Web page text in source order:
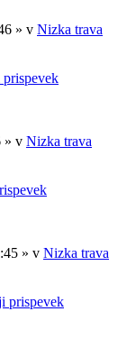
» v Nizka trava
» v Nizka trava
» v Nizka trava
prispevek